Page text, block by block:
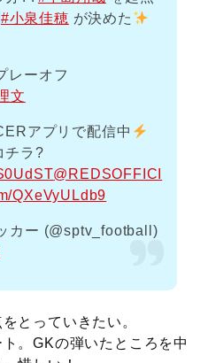
#小泉佳穂 が決めた
レーオフ
文
アプリで配信中
チラ?
@REDSOFFICI
QXeVyULdb9
カー (@sptv_football)
とっていきたい。
。GKの弾いたところを中